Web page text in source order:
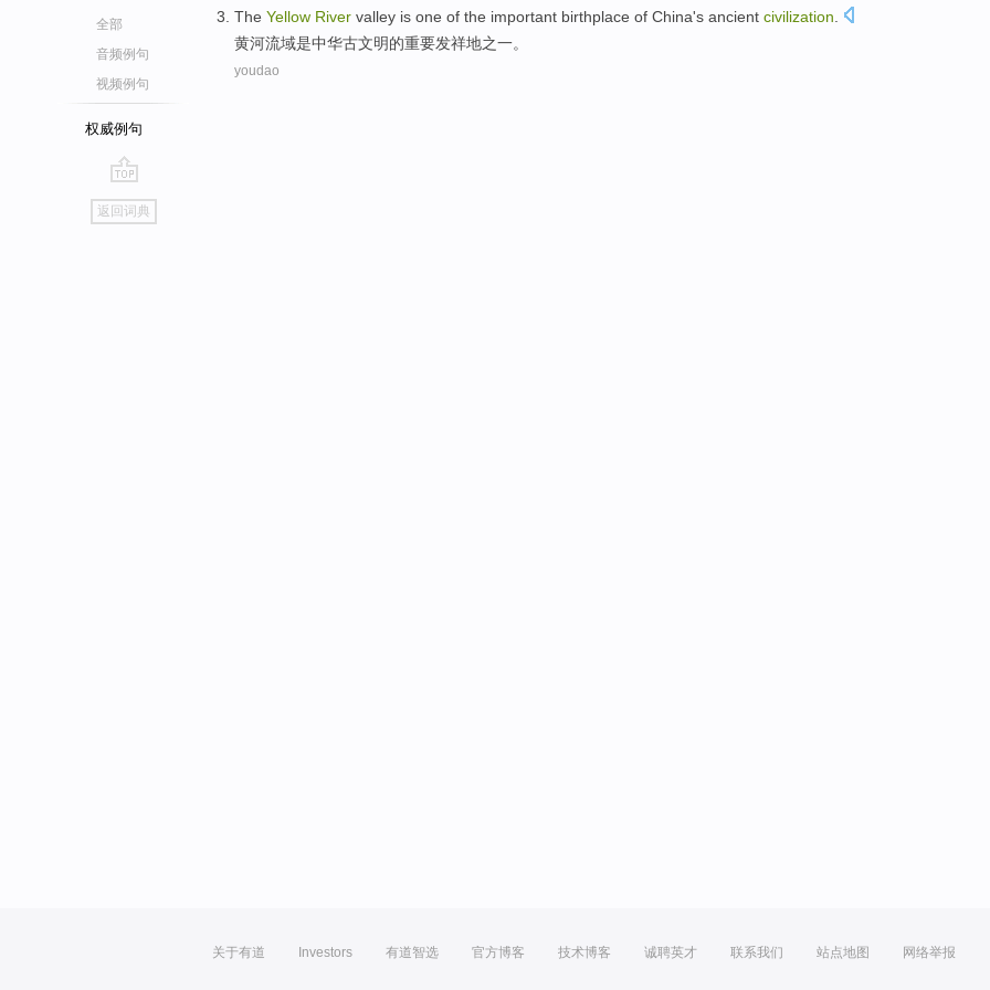
全部
音频例句
视频例句
权威例句
go
top
返回词典
The Yellow River valley is one of the important birthplace of China's ancient civilization
黄河流域是中华古文明的重要发祥地之一。
youdao
关于有道 Investors 有道智选 官方博客 技术博客 诚聘英才 联系我们 站点地图 网络举报